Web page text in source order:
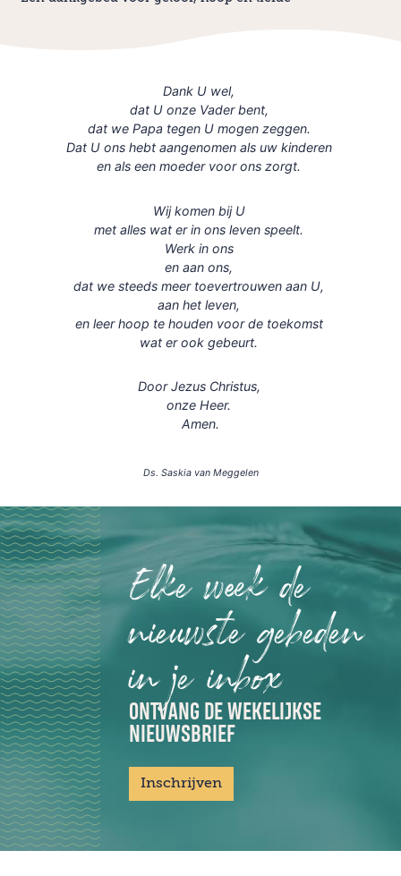
Dank U wel,
dat U onze Vader bent,
dat we Papa tegen U mogen zeggen.
Dat U ons hebt aangenomen als uw kinderen
en als een moeder voor ons zorgt.
Wij komen bij U
met alles wat er in ons leven speelt.
Werk in ons
en aan ons,
dat we steeds meer toevertrouwen aan U,
aan het leven,
en leer hoop te houden voor de toekomst
wat er ook gebeurt.
Door Jezus Christus,
onze Heer.
Amen.
Ds. Saskia van Meggelen
Elke week de
nieuwste gebeden
in je inbox
ONTVANG DE WEKELIJKSE
NIEUWSBRIEF
Inschrijven